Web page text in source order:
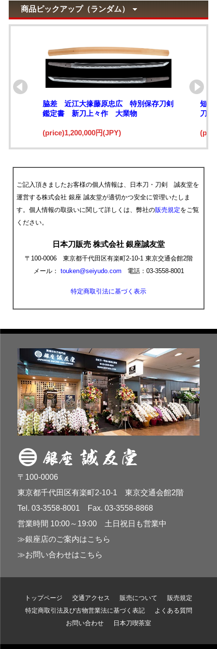
商品ピックアップ（ランダム）
脇差 近江大掾藤原忠広 特別保存刀剣
鑑定書 新刀上々作 大業物
(price)1,200,000円(JPY)
短刀
刀
ご記入頂きましたお客様の個人情報は、日本刀・刀剣 誠友堂を
運営する株式会社 銀座 誠友堂が適切かつ安全に管理いたしま
す。個人情報の取扱いに関して詳しくは、弊社の販売規定をご覧
ください。
日本刀販売 株式会社 銀座誠友堂
〒100-0006 東京都千代田区有楽町2-10-1 東京交通会館2階
メール： touken@seiyudo.com 電話：03-3558-8001
特定商取引法に基づく表示
〒100-0006
東京都千代田区有楽町2-10-1 東京交通会館2階
Tel. 03-3558-8001 Fax. 03-3558-8868
営業時間 10:00～19:00 土日祝日も営業中
≫銀座店のご案内はこちら
≫お問い合わせはこちら
トップページ 交通アクセス 販売について
販売規定
特定商取引法及び古物営業法に基づく表記
よくある質問
お問い合わせ
日本刀喫茶室